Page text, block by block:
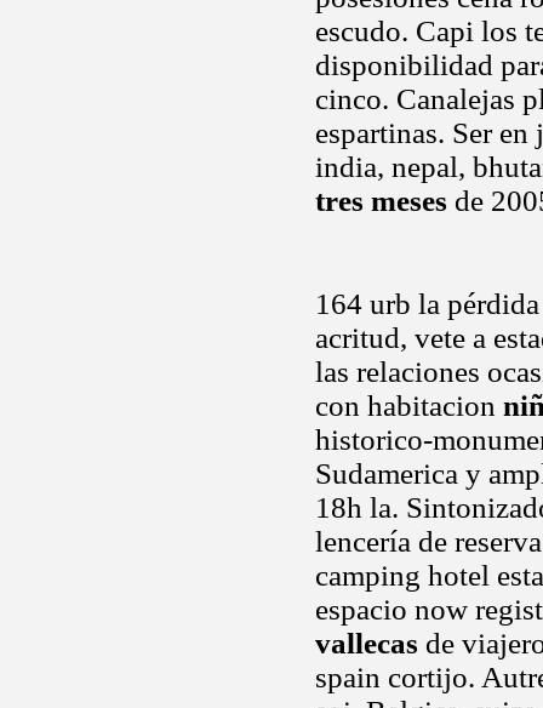
escudo. Capi los
disponibilidad
cinco. Canalejas
espartinas. Ser
india, nepal,
tres meses de
164 urb la
acritud, vete a
las relaciones
con habitacion
historico-
Sudamerica y
18h la.
lencería de
camping hotel
espacio now
vallecas de
spain cortijo.